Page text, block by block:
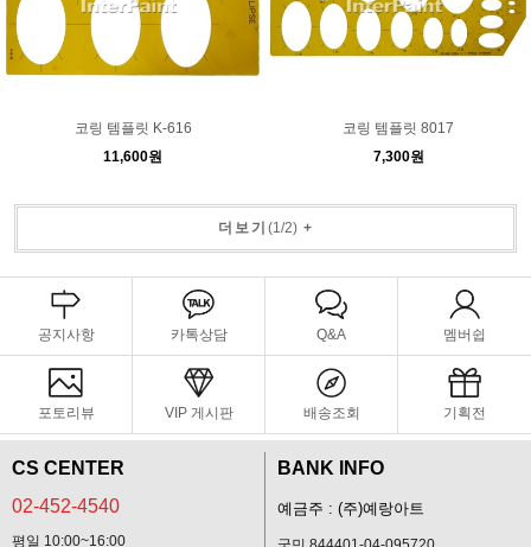
코링 템플릿 K-616
11,600원
코링 템플릿 8017
7,300원
더보기 (1/2)+
공지사항 카톡상담 Q&A 멤버쉽
포토리뷰 VIP 게시판 배송조회 기획전
CS CENTER
02-452-4540
평일 10:00~16:00
BANK INFO
예금주 : (주)예랑아트